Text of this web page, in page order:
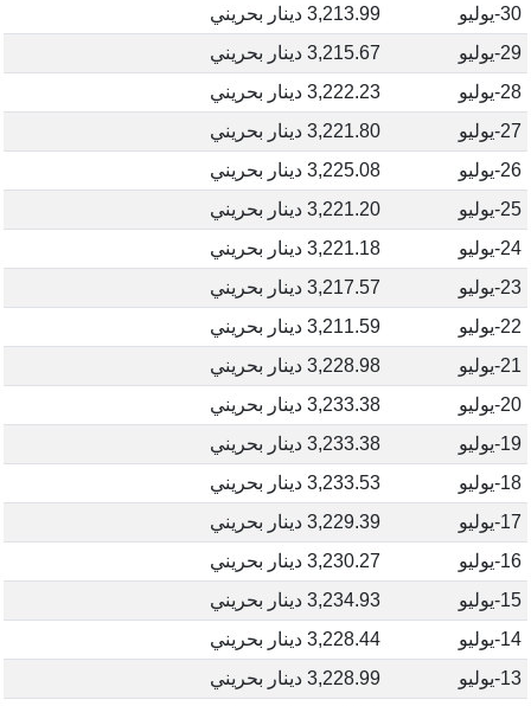
30-يوليو
3,213.99 دينار بحريني
29-يوليو
3,215.67 دينار بحريني
28-يوليو
3,222.23 دينار بحريني
27-يوليو
3,221.80 دينار بحريني
26-يوليو
3,225.08 دينار بحريني
25-يوليو
3,221.20 دينار بحريني
24-يوليو
3,221.18 دينار بحريني
23-يوليو
3,217.57 دينار بحريني
22-يوليو
3,211.59 دينار بحريني
21-يوليو
3,228.98 دينار بحريني
20-يوليو
3,233.38 دينار بحريني
19-يوليو
3,233.38 دينار بحريني
18-يوليو
3,233.53 دينار بحريني
17-يوليو
3,229.39 دينار بحريني
16-يوليو
3,230.27 دينار بحريني
15-يوليو
3,234.93 دينار بحريني
14-يوليو
3,228.44 دينار بحريني
13-يوليو
3,228.99 دينار بحريني